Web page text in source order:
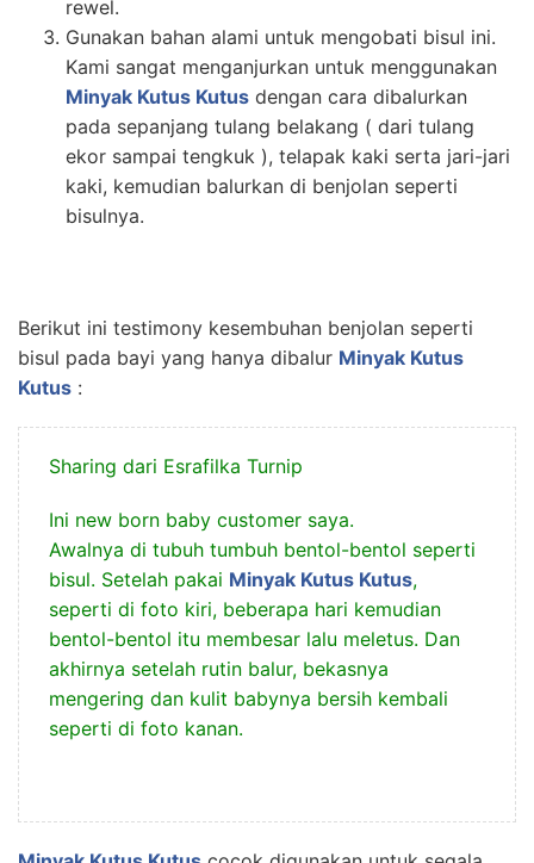
rewel.
Gunakan bahan alami untuk mengobati bisul ini.
Kami sangat menganjurkan untuk menggunakan
Minyak Kutus Kutus dengan cara dibalurkan
pada sepanjang tulang belakang ( dari tulang
ekor sampai tengkuk ), telapak kaki serta jari-jari
kaki, kemudian balurkan di benjolan seperti
bisulnya.
Berikut ini testimony kesembuhan benjolan seperti
bisul pada bayi yang hanya dibalur Minyak Kutus
Kutus :
Sharing dari Esrafilka Turnip
Ini new born baby customer saya.
Awalnya di tubuh tumbuh bentol-bentol seperti
bisul. Setelah pakai Minyak Kutus Kutus,
seperti di foto kiri, beberapa hari kemudian
bentol-bentol itu membesar lalu meletus. Dan
akhirnya setelah rutin balur, bekasnya
mengering dan kulit babynya bersih kembali
seperti di foto kanan.